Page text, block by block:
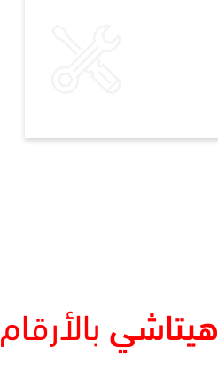
هيتاشي بالأرقام